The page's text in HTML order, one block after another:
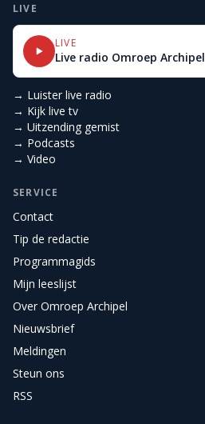
LIVE
LIVE
Live radio Omroep Archipel
→ Luister live radio
→ Kijk live tv
→ Uitzending gemist
→ Podcasts
→ Video
SERVICE
Contact
Tip de redactie
Programmagids
Mijn leeslijst
Over Omroep Archipel
Nieuwsbrief
Meldingen
Steun ons
RSS